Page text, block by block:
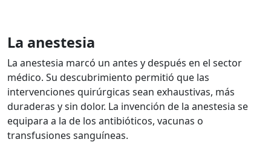
La anestesia
La anestesia marcó un antes y después en el sector
médico. Su descubrimiento permitió que las
intervenciones quirúrgicas sean exhaustivas, más
duraderas y sin dolor. La invención de la anestesia se
equipara a la de los antibióticos, vacunas o
transfusiones sanguíneas.